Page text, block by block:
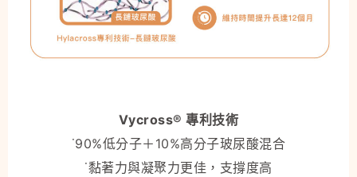
Vycross® 專利技術
˙90%低分子＋10%高分子玻尿酸混合
˙黏著力與凝聚力更佳，支撐度高